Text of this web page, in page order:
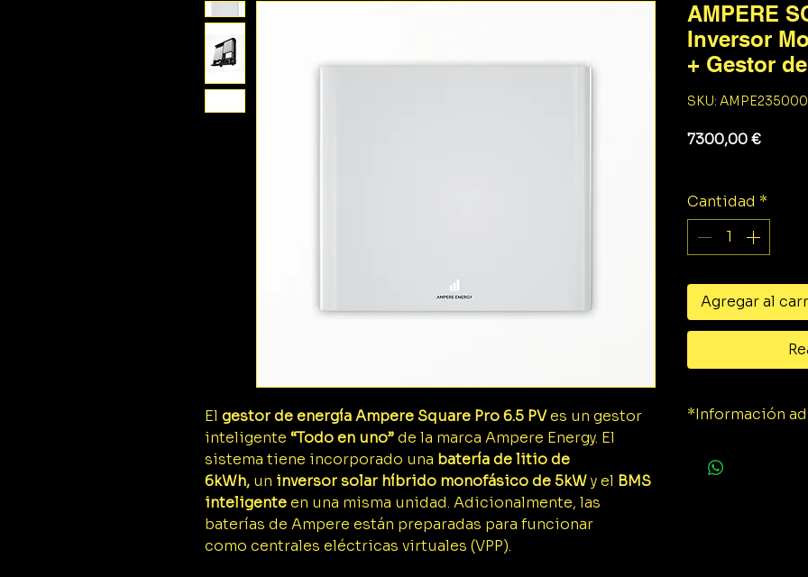
El gestor de energíaAmpere Square Pro 6.5 PVes un gestor
inteligente “Todo en uno”de la marca Ampere Energy. El
sistema tiene incorporado una batería de litio de
6kWh, un inversor solar híbrido monofásico de 5kWy el BMS
inteligenteen una misma unidad. Adicionalmente, las
baterías de Ampere están preparadas para funcionar
como centrales eléctricas virtuales (VPP).
AMPERE
Inversor
+ Gestor
SKU:
7300,00 €Precio
Cantidad *
Agregar al
*Información